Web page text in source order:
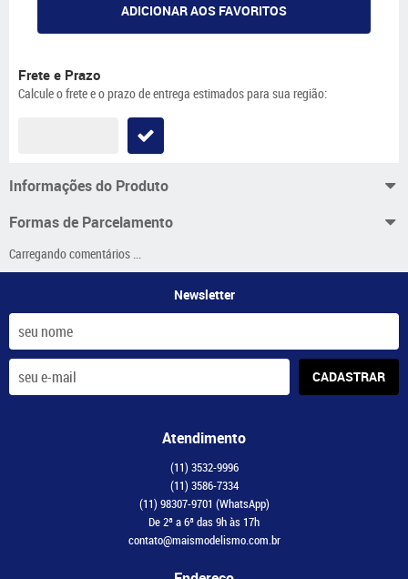
ADICIONAR AOS FAVORITOS
Frete e Prazo
Calcule o frete e o prazo de entrega estimados para sua região:
Informações do Produto
Formas de Parcelamento
Carregando comentários ...
Newsletter
CADASTRAR
Atendimento
(11) 3532-9996
(11) 3586-7334
(11) 98307-9701 (WhatsApp)
De 2ª a 6ª das 9h às 17h
contato@maismodelismo.com.br